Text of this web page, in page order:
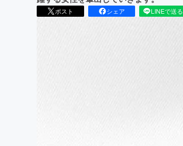
ポスト シェア LINEで送る